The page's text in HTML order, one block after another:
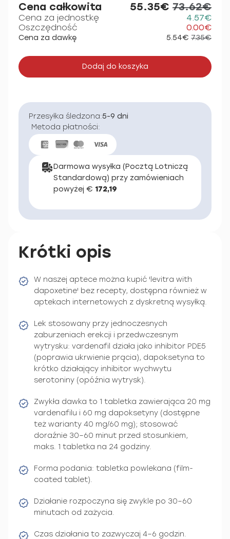
Cena całkowita 55.35€ 73.62€
Cena za jednostkę
4.57€
Oszczędność
0.00€
Cena za dawkę 5.54€ 7.35€
Dodaj do koszyka
Przesyłka śledzona:5-9 dni
Metoda płatności:
Darmowa wysyłka (Pocztą Lotniczą
Standardową) przy zamówieniach
powyżej € 172,19
Krótki opis
W naszej aptece można kupić 'levitra with
dapoxetine' bez recepty, dostępna również w
aptekach internetowych z dyskretną wysyłką.
Lek stosowany przy jednoczesnych
zaburzeniach erekcji i przedwczesnym
wytrysku: vardenafil działa jako inhibitor PDE5
(poprawia ukrwienie prącia), dapoksetyna to
krótko działający inhibitor wychwytu
serotoniny (opóźnia wytrysk).
Zwykła dawka to 1 tabletka zawierająca 20 mg
vardenafilu i 60 mg dapoksetyny (dostępne
też warianty 40 mg/60 mg); stosować
doraźnie 30–60 minut przed stosunkiem,
maks. 1 tabletka na 24 godziny.
Forma podania: tabletka powlekana (film-
coated tablet).
Działanie rozpoczyna się zwykle po 30–60
minutach od zażycia.
Czas działania to zazwyczaj 4–6 godzin.